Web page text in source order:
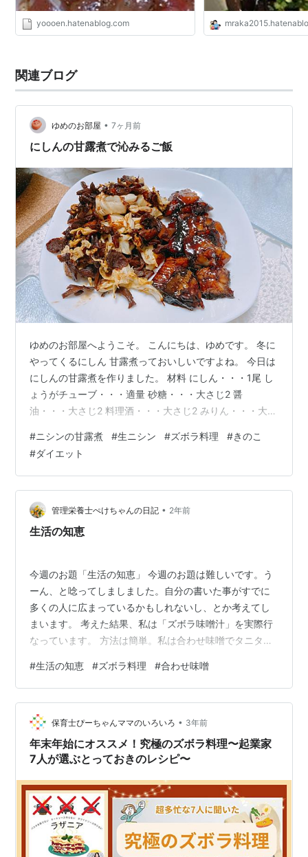
yoooen.hatenablog.com
関連ブログ
ゆめのお部屋 • 7ヶ月前
にしんの甘露煮で沁みるご飯
ゆめのお部屋へようこそ。 こんにちは、ゆめです。 冬に
やってくるにしん 甘露煮っておいしいですよね。 今日は
にしんの甘露煮を作りました。 材料 にしん・・・1尾 し
ょうがチューブ・・・適量 砂糖・・・大さじ2 醤
油・・・大さじ2 料理酒・・・大さじ2 みりん・・・大さ
料理酒、みりん、砂糖、水をフライパンで煮詰める。 ３
煮だったらしょうがチューブとニシンをいれ蓋をして15
分煮、その後蓋を取り煮汁がある程度なくなるまで煮詰
める。 ４ 完成。つけあわせに残った煮汁でキャベツとマ
イタケを炒めました。 じわっと甘くて、でもちゃんと塩
気もあっ…
#ニシンの甘露煮 #生ニシン #ズボラ料理 #きのこ
#ダイエット
管理栄養士ぺけちゃんの日記 • 2年前
生活の知恵
今週のお題「生活の知恵」 今週のお題は難しいです。う
ーん、と唸ってしましました。自分の書いた事がすでに
多くの人に広まっているかもしれないし、とか考えてし
まいます。 考えた結果、私は「ズボラ味噌汁」を実際行
なっています。 方法は簡単。私は合わせ味噌でタニタの
噌容器に減塩味噌3、八丁みそ1位で入れ、市販のダシ粉
を一緒に入れて混ぜてしまうのです。こうすれば、出汁
を取らずにすぐに味噌汁ができます。前は味噌玉にもし
ていたのですが、それも面倒になり、まとめて作って必
要な分だけすくって使うようにしています。 これに乾燥
味噌汁の具やふえるわかめちゃんを入れお…
#生活の知恵 #ズボラ料理 #合わせ味噌
保育士ぴーちゃんママのいろいろ • 3年前
年末年始にオススメ！究極のズボラ料理〜起業家
7人が選ぶとっておきのレシピ〜